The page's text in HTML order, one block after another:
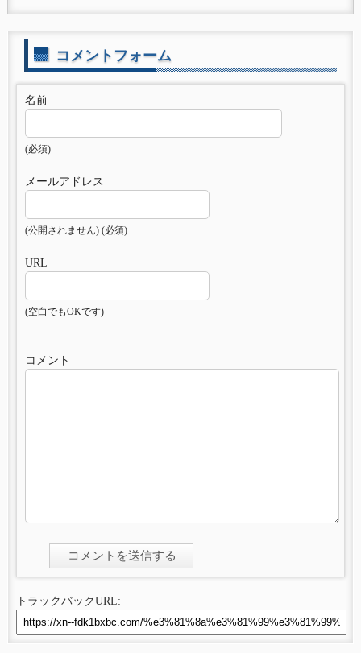
コメントフォーム
名前
(必須)
メールアドレス
(公開されません) (必須)
URL
(空白でもOKです)
コメント
トラックバックURL: